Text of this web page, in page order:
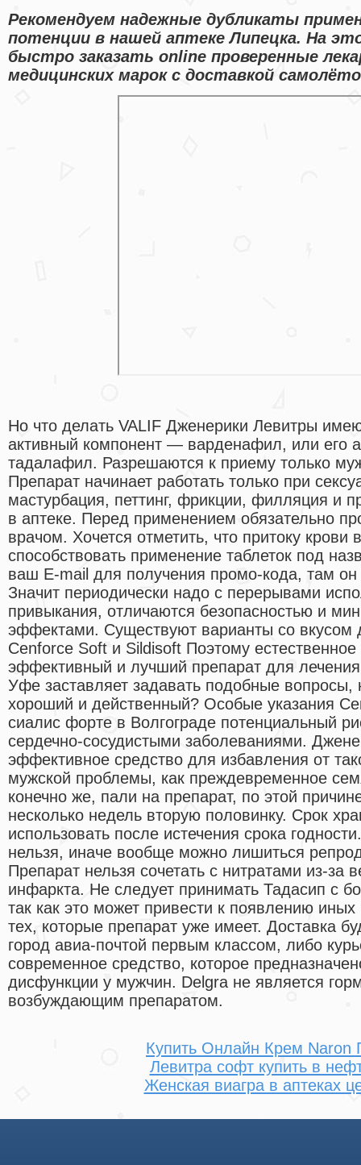
Рекомендуем надежные дубликаты
потенции в нашей аптеке Липецка. На
быстро заказать online проверенные
медицинских марок с доставкой
Но что делать VALIF Дженерики Левитры
активный компонент — варденафил, или его
тадалафил. Разрешаются к приему только
Препарат начинает работать только при
мастурбация, петтинг, фрикции, филляция и
в аптеке. Перед применением обязательно
врачом. Хочется отметить, что притоку крови
способствовать применение таблеток под
ваш E-mail для получения промо-кода, там он
Значит периодически надо с перерывами
привыкания, отличаются безопасностью и
эффектами. Существуют варианты со вкусом
Cenforce Soft и Sildisoft Поэтому
эффективный и лучший препарат для
Уфе заставляет задавать подобные
хороший и действенный? Особые указания
сиалис форте в Волгограде потенциальный
сердечно-сосудистыми заболеваниями.
эффективное средство для избавления от
мужской проблемы, как преждевременное
конечно же, пали на препарат, по этой
несколько недель вторую половинку. Срок
использовать после истечения срока
нельзя, иначе вообще можно лишиться
Препарат нельзя сочетать с нитратами из-за
инфаркта. Не следует принимать Тадасип с
так как это может привести к появлению
тех, которые препарат уже имеет. Доставка
город авиа-почтой первым классом, либо
современное средство, которое
дисфункции у мужчин. Delgra не является
возбуждающим препаратом.
Купить Онлайн Крем Naron
Левитра софт купить в
Женская виагра в аптеках